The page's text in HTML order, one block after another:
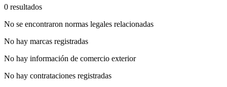
0 resultados
No se encontraron normas legales relacionadas
No hay marcas registradas
No hay información de comercio exterior
No hay contrataciones registradas